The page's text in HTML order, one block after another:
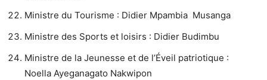
Ministre du Tourisme : Didier Mpambia Musanga
Ministre des Sports et loisirs : Didier Budimbu
Ministre de la Jeunesse et de l’Éveil patriotique :
Noella Ayeganagato Nakwipon